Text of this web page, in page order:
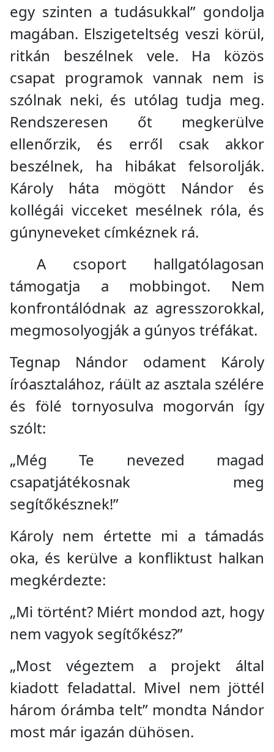
egy szinten a tudásukkal” gondolja
magában. Elszigeteltség veszi körül,
ritkán beszélnek vele. Ha közös
csapat programok vannak nem is
szólnak neki, és utólag tudja meg.
Rendszeresen őt megkerülve
ellenőrzik, és erről csak akkor
beszélnek, ha hibákat felsorolják.
Károly háta mögött Nándor és
kollégái vicceket mesélnek róla, és
gúnyneveket címkéznek rá.
A csoport hallgatólagosan
támogatja a mobbingot. Nem
konfrontálódnak az agresszorokkal,
megmosolyogják a gúnyos tréfákat.
Tegnap Nándor odament Károly
íróasztalához, ráült az asztala szélére
és fölé tornyosulva mogorván így
szólt:
„Még Te nevezed magad
csapatjátékosnak meg
segítőkésznek!”
Károly nem értette mi a támadás
oka, és kerülve a konfliktust halkan
megkérdezte:
„Mi történt? Miért mondod azt, hogy
nem vagyok segítőkész?”
„Most végeztem a projekt által
kiadott feladattal. Mivel nem jöttél
három órámba telt” mondta Nándor
most már igazán dühösen.